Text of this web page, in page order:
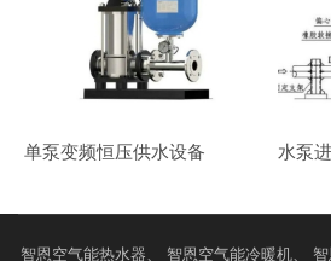
单泵变频恒压供水设备 水泵
智恩空气能热水器、 智恩空气能冷暖机、 智